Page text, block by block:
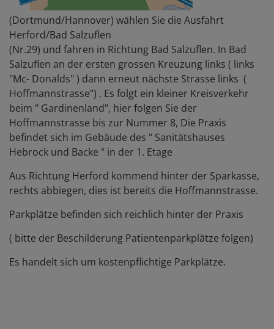
(Dortmund/Hannover) wählen Sie die Ausfahrt
Herford/Bad Salzuflen
(Nr.29) und fahren in Richtung Bad Salzuflen. In Bad
Salzuflen an der ersten grossen Kreuzung links ( links
"Mc- Donalds" ) dann erneut nächste Strasse links (
Hoffmannstrasse") . Es folgt ein kleiner Kreisverkehr
beim " Gardinenland", hier folgen Sie der
Hoffmannstrasse bis zur Nummer 8, Die Praxis
befindet sich im Gebäude des " Sanitätshauses
Hebrock und Backe " in der 1. Etage
Aus Richtung Herford kommend hinter der Sparkasse,
rechts abbiegen, dies ist bereits die Hoffmannstrasse.
Parkplätze befinden sich reichlich hinter der Praxis
( bitte der Beschilderung Patientenparkplätze folgen)
Es handelt sich um kostenpflichtige Parkplätze.